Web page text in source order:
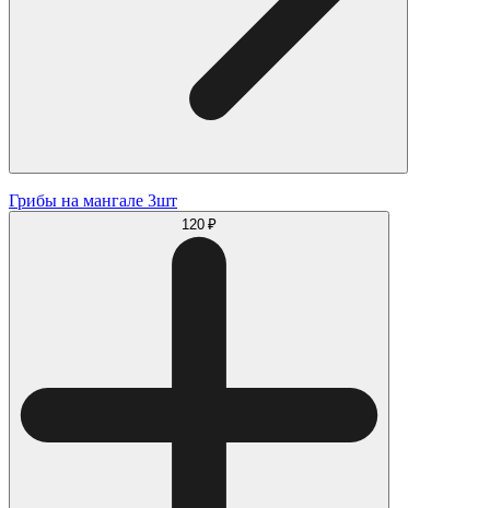
Грибы на мангале 3шт
120 ₽